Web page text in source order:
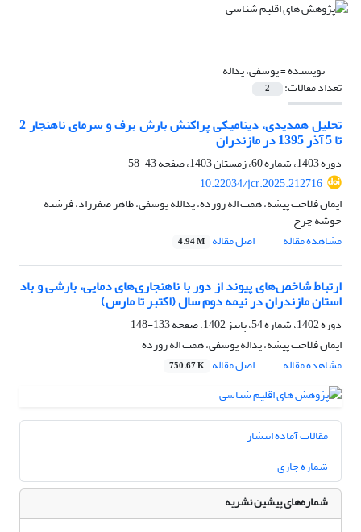
نویسنده =یوسفی، یداله
تعداد مقالات: 2
تحلیل همدیدی، دینامیکی پراکنش بارش برف و سرمای ناهنجار 2
تا 5 آذر 1395 در مازندران
دوره 1403، شماره 60، زمستان 1403، صفحه
43-58
10.22034/jcr.2025.212716
ایمان فلاحت پیشه، همت اله رورده، یدالله یوسفی، طاهر صفرراد، فرشته
خوشه چرخ
مشاهده مقاله
اصل مقاله 4.94 M
ارتباط شاخص‌های پیوند از دور با ناهنجاری‌های دمایی، بارشی و باد
استان مازندران در نیمه دوم سال (اکتبر تا مارس)
دوره 1402، شماره 54، پاییز 1402، صفحه
133-148
ایمان فلاحت پیشه، یداله یوسفی، همت اله رورده
مشاهده مقاله
اصل مقاله 750.67 K
مقالات آماده انتشار
شماره جاری
شماره‌های پیشین نشریه